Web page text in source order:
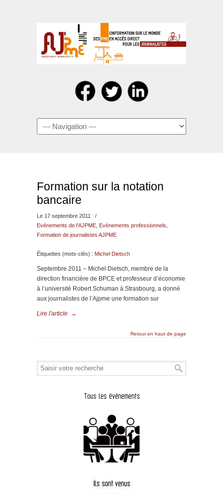
Navigation
Formation sur la notation
bancaire
Le 17 septembre 2011
/
Evénements de l'AJPME Evénements professionnels
Formation de journalistes AJPME
Étiquettes (mots-clés) : Michel Dietsch
Septembre 2011 – Michel Dietsch, membre de la
direction financière de BPCE et professeur d’économie
à l’université Robert Schuman à Strasbourg, a donné
aux journalistes de l’Ajpme une formation sur
Lire l'article →
Retour en haut de page